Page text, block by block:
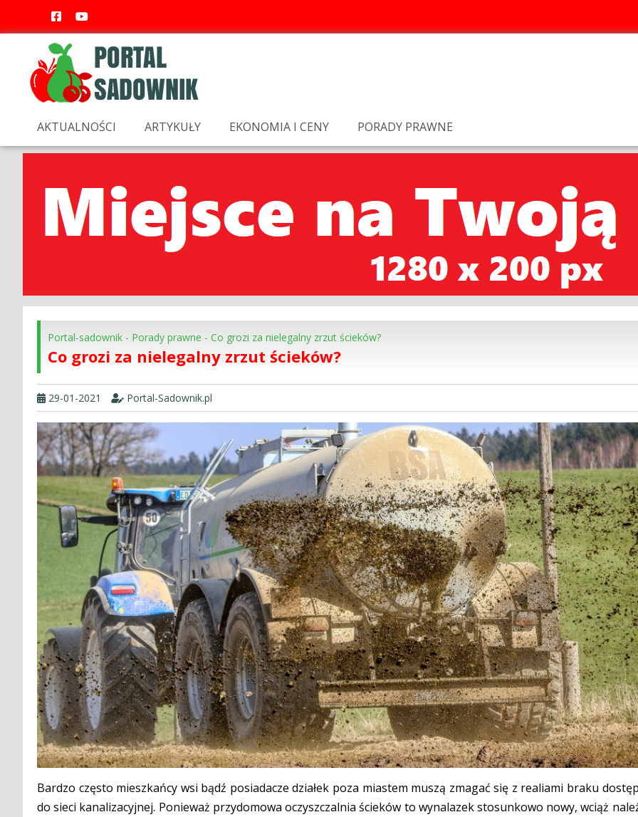
AKTUALNOŚCI ARTYKUŁY EKONOMIA I CENY PORADY PRAWNE
Portal-sadownik - Porady prawne - Co grozi za nielegalny zrzut ścieków?
Co grozi za nielegalny zrzut ścieków?
29-01-2021 Portal-Sadownik.pl
Bardzo często mieszkańcy wsi bądź posiadacze działek poza miastem muszą zmagać się z realiami braku
do sieci kanalizacyjnej. Ponieważ przydomowa oczyszczalnia ścieków to wynalazek stosunkowo nowy, wciąż